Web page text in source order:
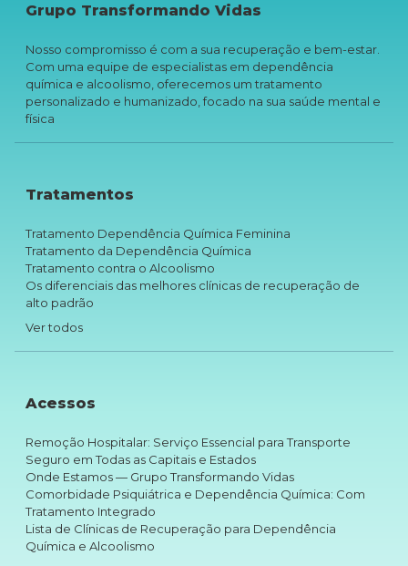
Grupo Transformando Vidas
Nosso compromisso é com a sua recuperação e bem-estar.
Com uma equipe de especialistas em dependência
química e alcoolismo, oferecemos um tratamento
personalizado e humanizado, focado na sua saúde mental e
física
Tratamentos
Tratamento Dependência Química Feminina
Tratamento da Dependência Química
Tratamento contra o Alcoolismo
Os diferenciais das melhores clínicas de recuperação de
alto padrão
Ver todos
Acessos
Remoção Hospitalar: Serviço Essencial para Transporte
Seguro em Todas as Capitais e Estados
Onde Estamos — Grupo Transformando Vidas
Comorbidade Psiquiátrica e Dependência Química: Com
Tratamento Integrado
Lista de Clínicas de Recuperação para Dependência
Química e Alcoolismo